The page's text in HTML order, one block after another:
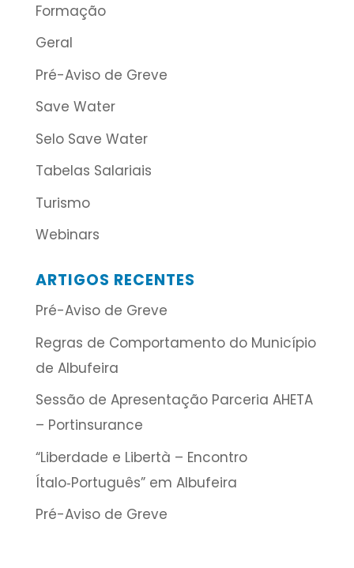
Formação
Geral
Pré-Aviso de Greve
Save Water
Selo Save Water
Tabelas Salariais
Turismo
Webinars
ARTIGOS RECENTES
Pré-Aviso de Greve
Regras de Comportamento do Município
de Albufeira
Sessão de Apresentação Parceria AHETA
– Portinsurance
“Liberdade e Libertà – Encontro
Ítalo‑Português” em Albufeira
Pré-Aviso de Greve